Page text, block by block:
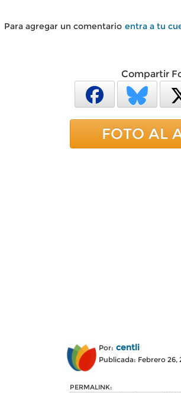
Para agregar un comentario entra a tu
Compartir
FOTO AL
Por: centli
Publicada: Febrero 26,
PERMALINK: